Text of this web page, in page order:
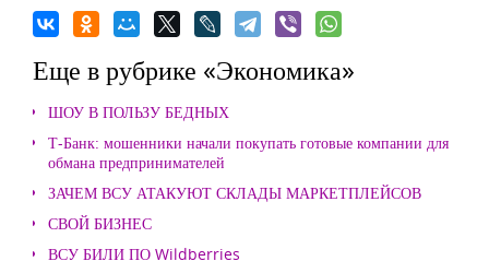
Еще в рубрике «Экономика»
ШОУ В ПОЛЬЗУ БЕДНЫХ
Т-Банк: мошенники начали покупать готовые компании для
обмана предпринимателей
ЗАЧЕМ ВСУ АТАКУЮТ СКЛАДЫ МАРКЕТПЛЕЙСОВ
СВОЙ БИЗНЕС
ВСУ БИЛИ ПО Wildberries